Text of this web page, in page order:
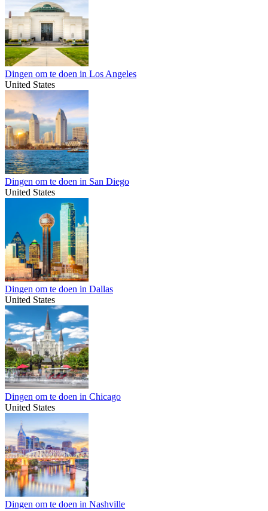
Dingen om te doen in Los Angeles
United States
Dingen om te doen in San Diego
United States
Dingen om te doen in Dallas
United States
Dingen om te doen in Chicago
United States
Dingen om te doen in Nashville